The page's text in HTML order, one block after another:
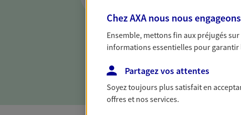
Parce qu'avant de définir une
d'établir un bon diagnostic, nous
dresser un bilan complet de
solide pour vous formuler des
besoins.
Chez AXA nous nous
Ensemble, mettons fin aux préjugés
informations essentielles pour garantir
Partagez vos attentes
Soyez toujours plus satisfait en
offres et nos services.